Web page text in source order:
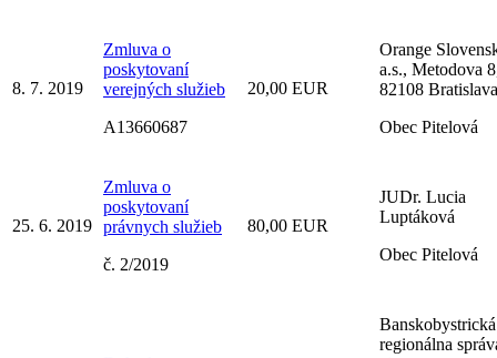
8. 7. 2019
Zmluva o
poskytovaní
verejných služieb
A13660687
20,00 EUR
Orange
a.s., Metodova
82108 Bratislava
Obec Pitelová
25. 6. 2019
Zmluva o
poskytovaní
právnych služieb
č. 2/2019
80,00 EUR
JUDr. Lucia
Luptáková
Obec Pitelová
Banskobystrická
regionálna